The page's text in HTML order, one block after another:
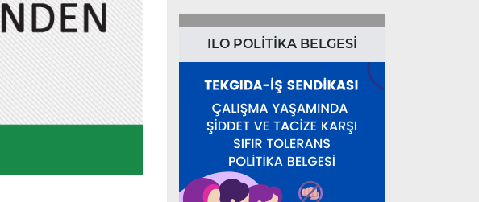
ILO POLİTİKA BELGESİ